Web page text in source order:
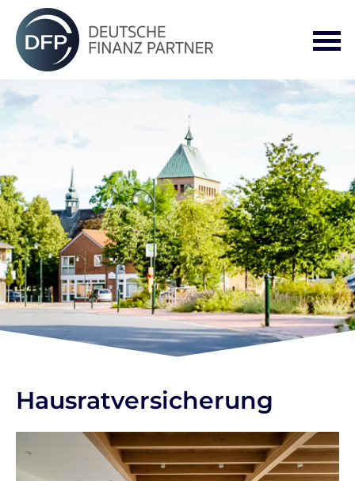
Haus­rat­ver­si­che­rung